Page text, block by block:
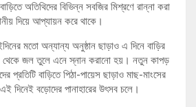
অতিথিদের বিভিন্ন সবজির মিশ্রণে রান্না করা
দিয়ে আপ্যায়ন করে থাকে।
মতো অন্যান্য অনুষ্ঠান ছাড়াও এ দিনে বাড়ির
থেকে জল তুলে এনে স্নান করানো হয়। নতুন কাপড়
প্রতিটি বাড়িতে পিঠা-পায়েস ছাড়াও মাছ-মাংসের
বড়োদের পানাহারের উৎসব চলে।